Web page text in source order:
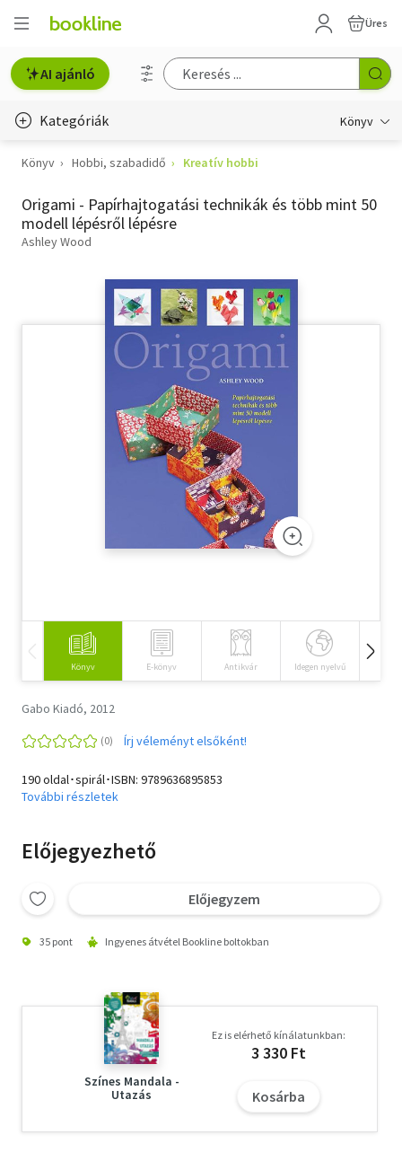
Üres
AI ajánló
Kategóriák Könyv
Életmód, egészség
Erotika
Gyermek- és ifjúsági
Hobbi, szabadidő
Szótár, nyelvkönyv
Természettudomány
Vallás
Könyv Hobbi, szabadidő Kreatív hobbi
Origami - Papírhajtogatási technikák és több mint 50
modell lépésről lépésre
Ashley Wood
Könyv E-könyv Antikvár Idegen nyelvű
Gabo Kiadó, 2012
Írj véleményt elsőként!
190 oldal･spirál･ISBN: 9789636895853
További részletek
Előjegyezhető
Előjegyzem
35 pont Ingyenes átvétel Bookline boltokban
Színes Mandala -
Utazás
Ez is elérhető kínálatunkban:
3 330 Ft
Kosárba